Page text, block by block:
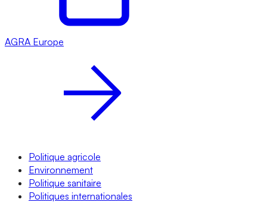
AGRA Europe
Politique agricole
Environnement
Politique sanitaire
Politiques internationales